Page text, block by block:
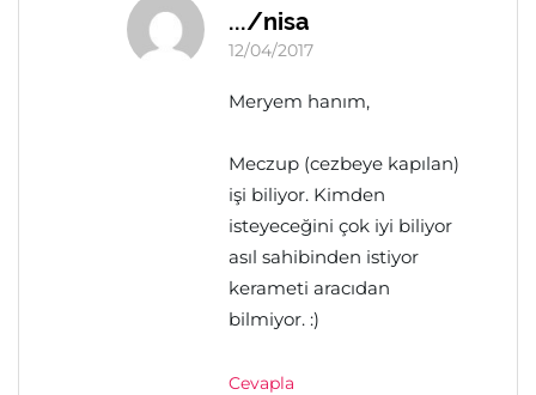
.../nisa
12/04/2017
Meryem hanım,
Meczup (cezbeye kapılan)
işi biliyor. Kimden
isteyeceğini çok iyi biliyor
asıl sahibinden istiyor
kerameti aracıdan
bilmiyor. :)
Cevapla